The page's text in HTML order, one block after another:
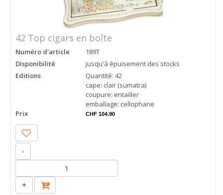
42 Top cigars en boîte
Numéro d'article
189T
Disponibilité
jusqu'à épuisement des stocks
Editions
Quantité: 42
cape: clair (sumatra)
coupure: entailler
emballage: cellophane
Prix
CHF 104.90
-
+